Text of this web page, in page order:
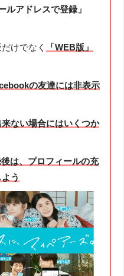
ルアドレスで登録」
けでなく
「WEB版」
の友達には非表示
ない場合にはいくつか
は、プロフィールの充
う